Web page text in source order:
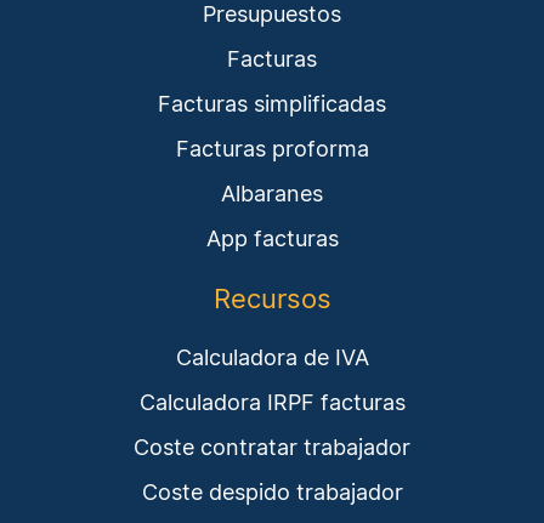
Presupuestos
Facturas
Facturas simplificadas
Facturas proforma
Albaranes
App facturas
Recursos
Calculadora de IVA
Calculadora IRPF facturas
Coste contratar trabajador
Coste despido trabajador